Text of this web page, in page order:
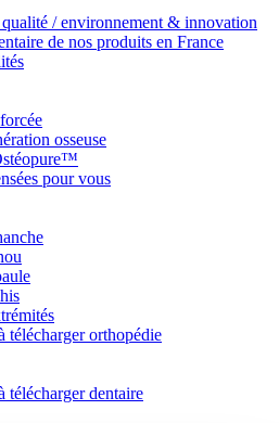
/ environnement & innovation
de nos produits en France
osseuse
pour vous
télécharger orthopédie
télécharger dentaire